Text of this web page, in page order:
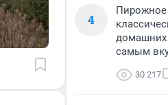
4
Пирожное
домашних
самым
30 217